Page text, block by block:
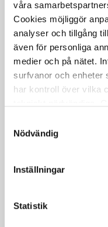
våra
Cookies möjliggör
analyser och tillgång
även för personliga
medier och på nätet.
surfvanor och enheter
har kontroll över vilka
länder utanför EU
att godkänna
Nödvändig
Inställningar
Statistik
Polerpad
Medelhård
Polerpad hård